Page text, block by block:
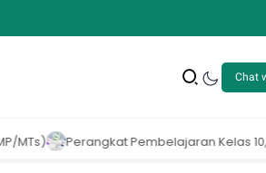
Chat
Kelas 10, 11, 12 SMA/SMK | PERANGKAT